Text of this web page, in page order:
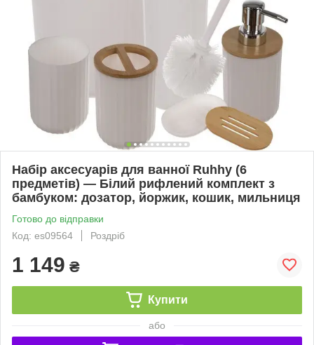
Набір аксесуарів для ванної Ruhhy (6
предметів) — Білий рифлений комплект з
бамбуком: дозатор, йоржик, кошик, мильниця
Готово до відправки
Код: es09564
Роздріб
1 149 ₴
Купити
або